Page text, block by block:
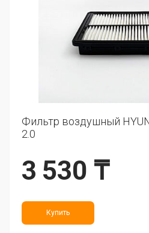
Фильтр воздушный
2.0
3 530 ₸
Купить